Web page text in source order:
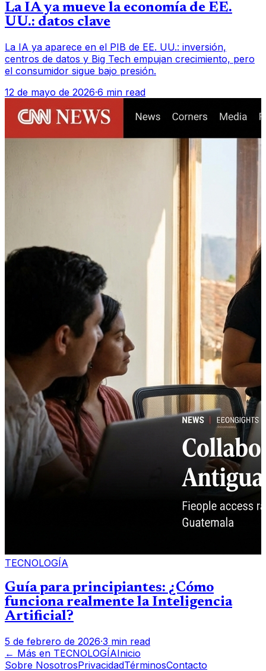
La IA ya mueve la economía de EE.
UU.: datos clave
La IA ya aparece en el PIB de EE. UU.: inversión,
centros de datos y Big Tech empujan crecimiento, pero
el consumidor sigue bajo presión.
12 de mayo de 2026·6 min read
TECNOLOGÍA
Guía para principiantes: ¿Cómo
funciona realmente la Inteligencia
Artificial?
5 de febrero de 2026·3 min read
← Más en TECNOLOGÍAInicio
Sobre NosotrosPrivacidadTérminosContacto